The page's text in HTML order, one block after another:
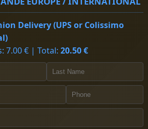
Delivery (UPS or Colissimo
7.00 € | Total: 20.50 €